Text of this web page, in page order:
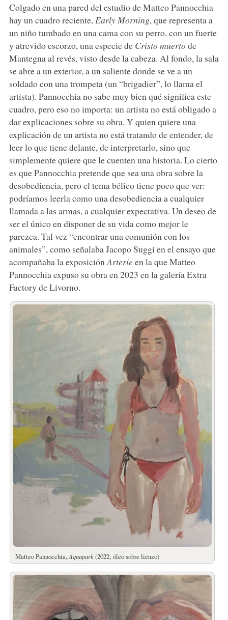
Colgado en una pared del estudio de Matteo Pannocchia
hay un cuadro reciente, Early Morning, que representa a
un niño tumbado en una cama con su perro, con un fuerte
y atrevido escorzo, una especie de Cristo muertode
Mantegna al revés, visto desde la cabeza. Al fondo, la sala
se abre a un exterior, a un saliente donde se ve a un
soldado con una trompeta (un “brigadier”, lo llama el
artista). Pannocchia no sabe muy bien qué significa este
cuadro, pero eso no importa: un artista no está obligado a
dar explicaciones sobre su obra. Y quien quiere una
explicación de un artista no está tratando de entender, de
leer lo que tiene delante, de interpretarlo, sino que
simplemente quiere que le cuenten una historia. Lo cierto
es que Pannocchia pretende que sea una obra sobre la
desobediencia, pero el tema bélico tiene poco que ver:
podríamos leerla como una desobediencia a cualquier
llamada a las armas, a cualquier expectativa. Un deseo de
ser el único en disponer de su vida como mejor le
parezca. Tal vez “encontrar una comunión con los
animales”, como señalaba Jacopo Suggi en el ensayo que
acompañaba la exposición Arterieen la que Matteo
Pannocchia expuso su obra en 2023 en la galería Extra
Factory de Livorno.
Matteo Pannocchia,Aquapark(2022; óleo sobre lienzo)